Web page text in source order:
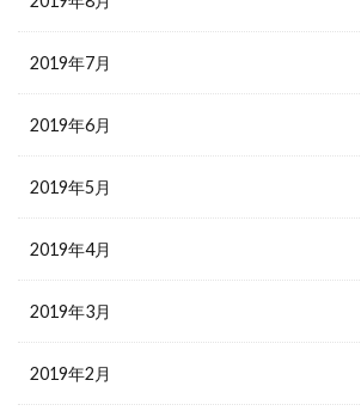
2019年7月
2019年6月
2019年5月
2019年4月
2019年3月
2019年2月